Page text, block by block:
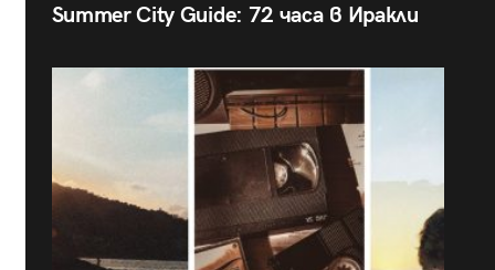
Summer City Guide: 72 часа в Иракли